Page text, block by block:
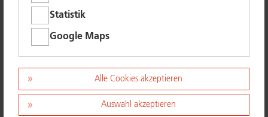
Statistik
Google Maps
Alle Cookies akzeptieren
Auswahl akzeptieren
Webseite
https://​www.​wfw-​online.​de
Leistungen
Überfall- und Ein­bruch­mel­de­an­la­gen